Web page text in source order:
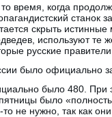
время, когда
станок
скрыть
используют те
русские
было официально
было 480. При
было
не нужно, так как